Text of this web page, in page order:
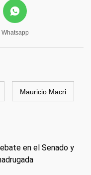
Whatsapp
Mauricio Macri
en el Senado y